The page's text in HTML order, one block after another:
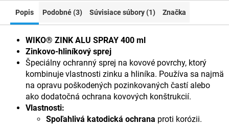
Popis Podobné (3) Súvisiace súbory (1) Značka
WIKO® ZINK ALU SPRAY 400 ml
Zinkovo-hliníkový sprej
Špeciálny ochranný sprej na kovové povrchy, ktorý
kombinuje vlastnosti zinku a hliníka. Používa sa najmä
na opravu poškodených pozinkovaných častí alebo
ako dodatočná ochrana kovových konštrukcií.
Vlastnosti:
Spoľahlivá katodická ochrana proti korózii.